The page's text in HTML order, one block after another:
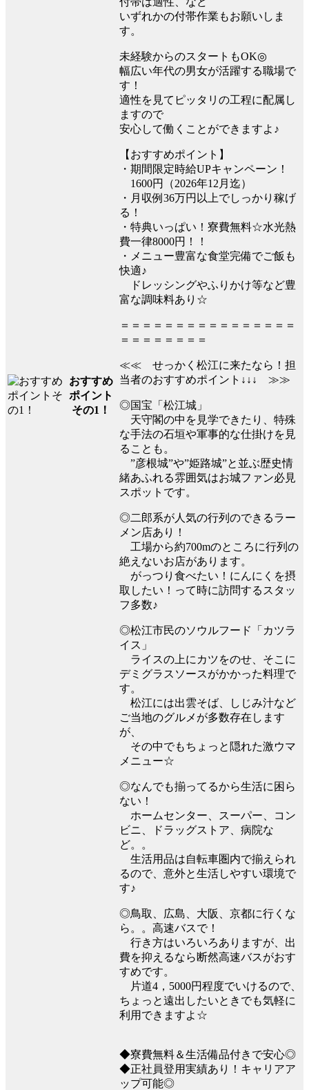
おすすめ
ポイント
その1！
いずれかの付帯作業もお願いしま
す。
未経験からのスタートもOK◎
幅広い年代の男女が活躍する職場で
す！
適性を見てピッタリの工程に配属し
ますので
安心して働くことができますよ♪
【おすすめポイント】
・期間限定時給UPキャンペーン！
1600円（2026年12月迄）
・月収例36万円以上でしっかり稼げ
る！
・特典いっぱい！寮費無料☆水光熱
費一律8000円！！
・メニュー豊富な食堂完備でご飯も
快適♪
ドレッシングやふりかけ等など豊
富な調味料あり☆
＝＝＝＝＝＝＝＝＝＝＝＝＝＝＝＝
＝＝＝＝＝＝＝＝
≪≪ せっかく松江に来たなら！担
当者のおすすめポイント↓↓↓ ≫≫
◎国宝「松江城」
天守閣の中を見学できたり、特殊
な手法の石垣や軍事的な仕掛けを見
ることも。
”彦根城”や”姫路城”と並ぶ歴史情
緒あふれる雰囲気はお城ファン必見
スポットです。
◎二郎系が人気の行列のできるラー
メン店あり！
工場から約700mのところに行列の
絶えないお店があります。
がっつり食べたい！にんにくを摂
取したい！って時に訪問するスタッ
フ多数♪
◎松江市民のソウルフード「カツラ
イス」
ライスの上にカツをのせ、そこに
デミグラスソースがかかった料理で
す。
松江には出雲そば、しじみ汁など
ご当地のグルメが多数存在します
が、
その中でもちょっと隠れた激ウマ
メニュー☆
◎なんでも揃ってるから生活に困ら
ない！
ホームセンター、スーパー、コン
ビニ、ドラッグストア、病院な
ど。。
生活用品は自転車圏内で揃えられ
るので、意外と生活しやすい環境で
す♪
◎鳥取、広島、大阪、京都に行くな
ら。。高速バスで！
行き方はいろいろありますが、出
費を抑えるなら断然高速バスがおす
すめです。
片道4，5000円程度でいけるので、
ちょっと遠出したいときでも気軽に
利用できますよ☆
◆寮費無料＆生活備品付きで安心◎
◆正社員登用実績あり！キャリアア
ップ可能◎